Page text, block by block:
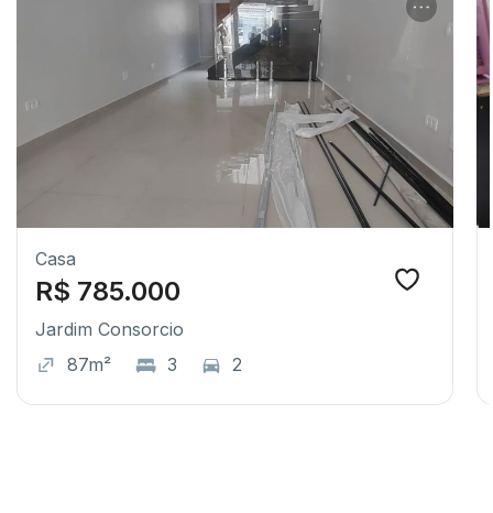
Casa
R$ 785.000
Jardim Consorcio
87m²
3 2